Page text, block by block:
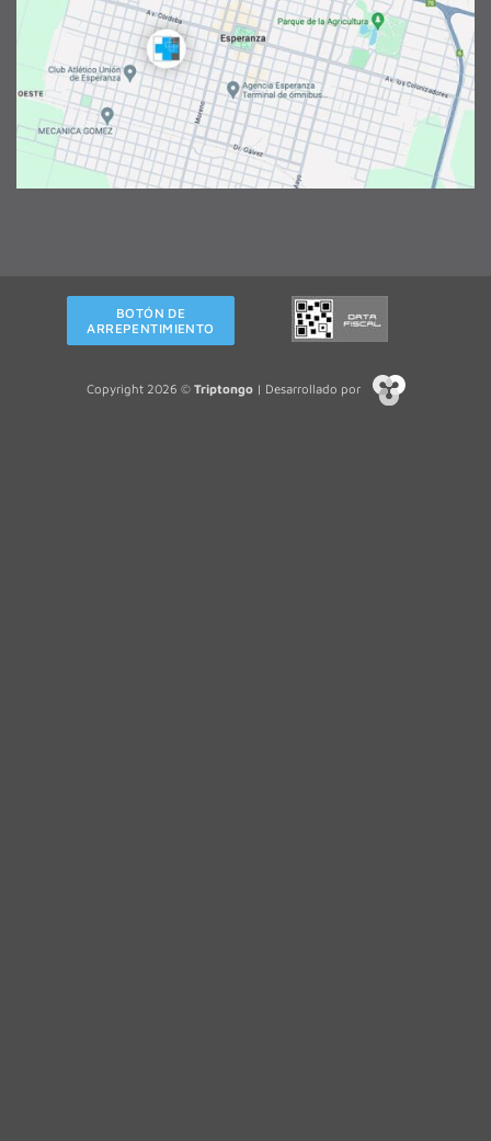
BOTÓN DE
ARREPENTIMIENTO
Copyright 2026 © Triptongo| Desarrollado por